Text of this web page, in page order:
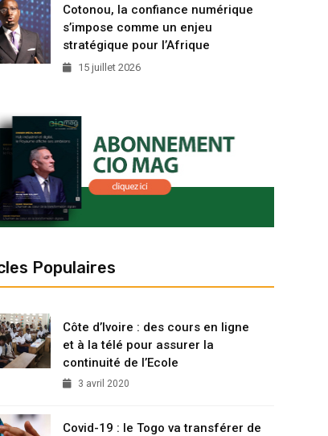
Cotonou, la confiance numérique
s’impose comme un enjeu
stratégique pour l’Afrique
15 juillet 2026
Populaires
Côte d’Ivoire : des cours en ligne
et à la télé pour assurer la
continuité de l’Ecole
3 avril 2020
Covid-19 : le Togo va transférer de